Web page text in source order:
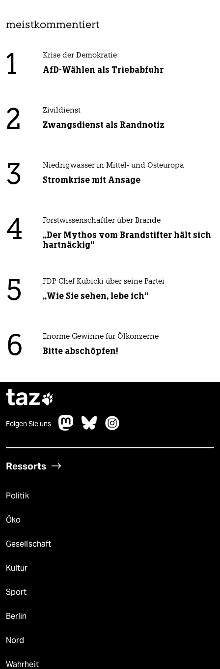
meistkommentiert
1 Krise der Demokratie
AfD-Wählen als Triebabfuhr
2 Zivildienst
Zwangsdienst als Randnotiz
3 Niedrigwasser in Mittel- und Osteuropa
Stromkrise mit Ansage
4 Forstwissenschaftler über Brände
„Der Mythos vom Brandstifter hält sich
hartnäckig“
5 FDP-Chef Kubicki über seine Partei
„Wie Sie sehen, lebe ich“
6 Enorme Gewinne für Ölkonzerne
Bitte abschöpfen!
taz
Folgen Sie uns
Ressorts
Politik
Öko
Gesellschaft
Kultur
Sport
Berlin
Nord
Wahrheit